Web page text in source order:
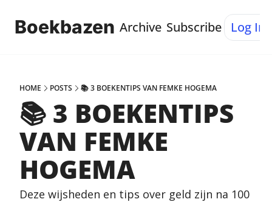
Boekbazen Archive Subscribe Log In
HOME POSTS 📚 3 BOEKENTIPS VAN FEMKE HOGEMA
📚 3 BOEKENTIPS
VAN FEMKE
HOGEMA
Deze wijsheden en tips over geld zijn na 100